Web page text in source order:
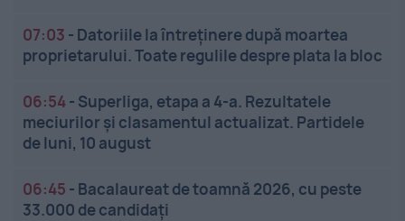
07:03 - Datoriile la întreținere după moartea
proprietarului. Toate regulile despre plata la bloc
06:54- Superliga, etapa a 4-a. Rezultatele
meciurilor și clasamentul actualizat. Partidele
de luni, 10 august
06:45 - Bacalaureat de toamnă 2026, cu peste
33.000 de candidați